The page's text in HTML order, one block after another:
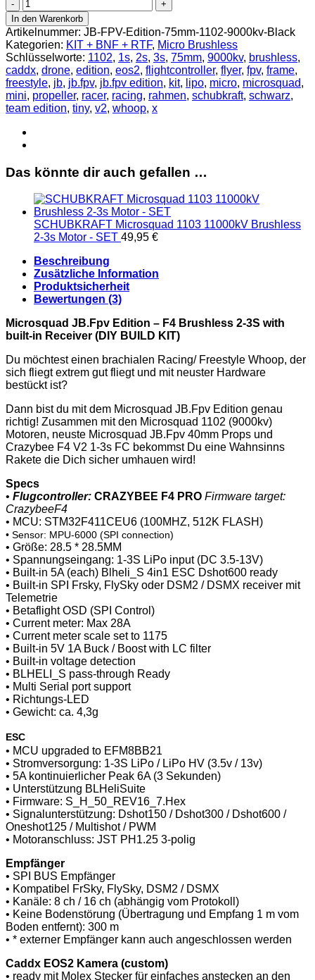
JB.Fpv
Edition
-
F4
Brushless
2-
3S
with
built-
in
Receiver
BUILD
KIT)
Menge
In den Warenkorb
Artikelnummer: JB-FPV-Edition-75mm-1102-9000kv-Black
Kategorien: KIT + BNF + RTF, Micro Brushless
Schlüsselworte: 1102, 1s, 2s, 3s, 75mm, 9000kv, brushless,
caddx, drone, edition, eos2, flightcontroller, flyer, fpv, frame,
freestyle, jb, jb.fpv, jb.fpv edition, kit, lipo, micro, microsquad,
mini, propeller, racer, racing, rahmen, schubkraft, schwarz,
team edition, tiny, v2, whoop, x
Das könnte dir auch gefallen …
SCHUBKRAFT Microsquad 1103 11000kV Brushless
2-3s Motor - SET 49,95 €
Beschreibung
Zusätzliche Information
Produktsicherheit
Bewertungen (3)
Microsquad JB.Fpv Edition – F4 Brushless 2-3S with
built-in Receiver (DIY BUILD KIT)
Du möchtest einen brachialen Racing/ Freestyle Whoop, der
sich fliegt extrem gut fliegt und mit neuster Hardware
bestückt ist?
Dann bist du mit dem Microsquad JB.Fpv Edition genau
richtig! Zusammen mit den Microsquad 1102 (9000kv)
Motoren, neuste Microsquad JB.Fpv 40mm Props und
Crazybee F4 V2 1-3s FC bekommst Du eine Wahnsinns
Rakete die Dich sicher umhauen wird!
Specs
• Flugcontroller: CRAZYBEE F4 PRO Firmware target:
CrazybeeF4
• MCU: STM32F411CEU6 (100MHZ, 512K FLASH)
• Sensor: MPU-6000 (SPI connection)
• Größe: 28.5 * 28.5MM
• Spannungseingang: 1-3S LiPo input (DC 3.5-13V)
• Built-in 5A (each) Blheli_S 4in1 ESC Dshot600 ready
• Built-in SPI Frsky, FlySky oder DSM2 / DSMX receiver mit
Telemetrie
• Betaflight OSD (SPI Control)
• Current meter: Max 28A
• Current meter scale set to 1175
• Built-in 5V 1A Buck / Boost with LC filter
• Built-in voltage detection
• BLHELI_S pass-through Ready
• Multi Serial port support
• Richtungs-LED
• Gewicht: ca. 4,3g
ESC
• MCU upgraded to EFM8BB21
• Stromversorgung: 1-3S LiPo / LiPo HV (3.5v / 13v)
• 5A kontinuierlicher Peak 6A (3 Sekunden)
• Unterstützung BLHeliSuite
• Firmware: S_H_50_REV16_7.Hex
• Signalunterstützung: Dshot150 / Dshot300 / Dshot600 /
Oneshot125 / Multishot / PWM
• Motoranschluss: JST PH1.25 3-polig
Empfänger
• SPI BUS Empfänger
• Kompatibel FrSky, FlySky, DSM2 / DSMX
• Kanäle: 8 ch / 16 ch (abhängig vom Protokoll)
• Keine Bodenstörung (Übertragung und Empfang 1 m vom
Boden entfernt): 300 m
• * externer Empfänger kann auch angeschlossen werden
Caddx EOS2 Kamera (custom)
• ready mit Molex Stecker für einfaches anstecken an den